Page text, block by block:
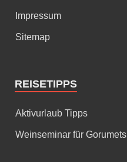
Impressum
Sitemap
REISETIPPS
Aktivurlaub Tipps
Weinseminar für Gorumets